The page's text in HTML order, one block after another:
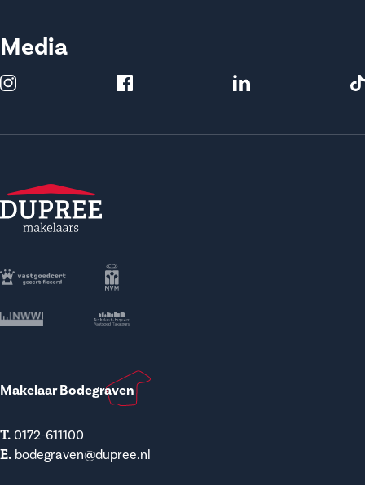
Media
Makelaar Bodegraven
T. 0172-611100
E. bodegraven@dupree.nl